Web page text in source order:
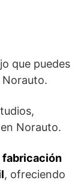
que puedes
Norauto.
Norauto.
fabricación
, ofreciendo